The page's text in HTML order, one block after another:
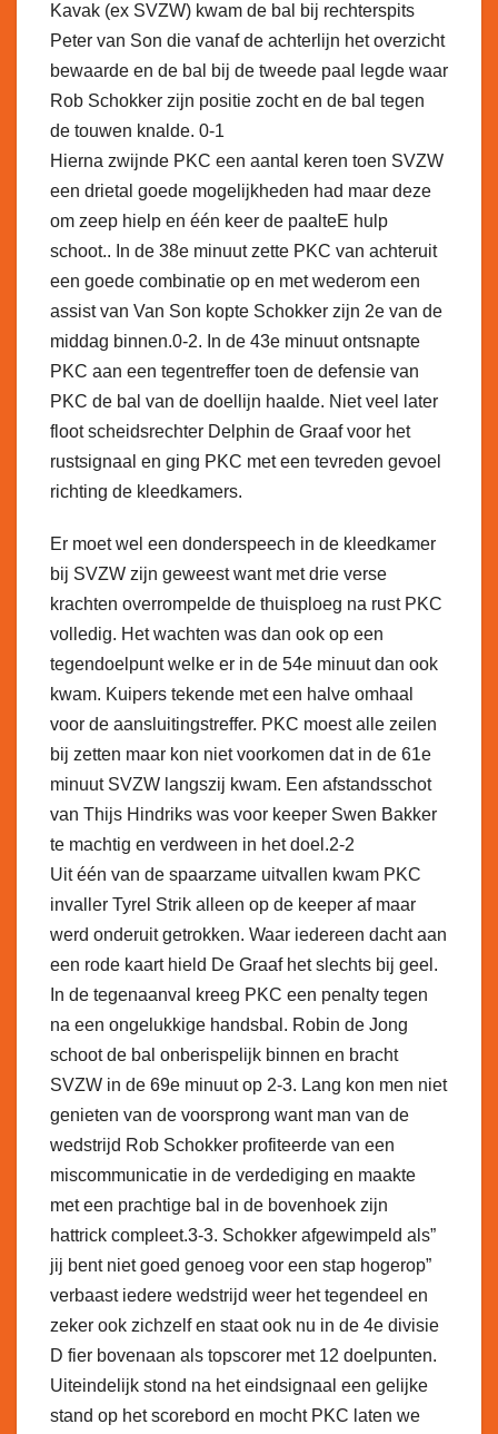
Kavak (ex SVZW) kwam de bal bij rechterspits
Peter van Son die vanaf de achterlijn het overzicht
bewaarde en de bal bij de tweede paal legde waar
Rob Schokker zijn positie zocht en de bal tegen
de touwen knalde. 0-1
Hierna zwijnde PKC een aantal keren toen SVZW
een drietal goede mogelijkheden had maar deze
om zeep hielp en één keer de paalteE hulp
schoot.. In de 38e minuut zette PKC van achteruit
een goede combinatie op en met wederom een
assist van Van Son kopte Schokker zijn 2e van de
middag binnen.0-2. In de 43e minuut ontsnapte
PKC aan een tegentreffer toen de defensie van
PKC de bal van de doellijn haalde. Niet veel later
floot scheidsrechter Delphin de Graaf voor het
rustsignaal en ging PKC met een tevreden gevoel
richting de kleedkamers.
Er moet wel een donderspeech in de kleedkamer
bij SVZW zijn geweest want met drie verse
krachten overrompelde de thuisploeg na rust PKC
volledig. Het wachten was dan ook op een
tegendoelpunt welke er in de 54e minuut dan ook
kwam. Kuipers tekende met een halve omhaal
voor de aansluitingstreffer. PKC moest alle zeilen
bij zetten maar kon niet voorkomen dat in de 61e
minuut SVZW langszij kwam. Een afstandsschot
van Thijs Hindriks was voor keeper Swen Bakker
te machtig en verdween in het doel.2-2
Uit één van de spaarzame uitvallen kwam PKC
invaller Tyrel Strik alleen op de keeper af maar
werd onderuit getrokken. Waar iedereen dacht aan
een rode kaart hield De Graaf het slechts bij geel.
In de tegenaanval kreeg PKC een penalty tegen
na een ongelukkige handsbal. Robin de Jong
schoot de bal onberispelijk binnen en bracht
SVZW in de 69e minuut op 2-3. Lang kon men niet
genieten van de voorsprong want man van de
wedstrijd Rob Schokker profiteerde van een
miscommunicatie in de verdediging en maakte
met een prachtige bal in de bovenhoek zijn
hattrick compleet.3-3. Schokker afgewimpeld als”
jij bent niet goed genoeg voor een stap hogerop”
verbaast iedere wedstrijd weer het tegendeel en
zeker ook zichzelf en staat ook nu in de 4e divisie
D fier bovenaan als topscorer met 12 doelpunten.
Uiteindelijk stond na het eindsignaal een gelijke
stand op het scorebord en mocht PKC laten we